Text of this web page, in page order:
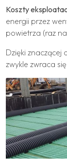
Koszty
energii przez
powietrza (raz
Dzięki znaczącej
zwykle zwraca